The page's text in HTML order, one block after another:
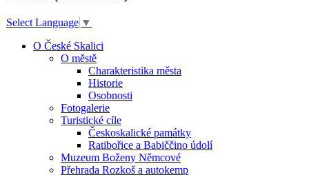
Select Language ▼
O České Skalici
O městě
Charakteristika města
Historie
Osobnosti
Fotogalerie
Turistické cíle
Českoskalické památky
Ratibořice a Babiččino údolí
Muzeum Boženy Němcové
Přehrada Rozkoš a autokemp